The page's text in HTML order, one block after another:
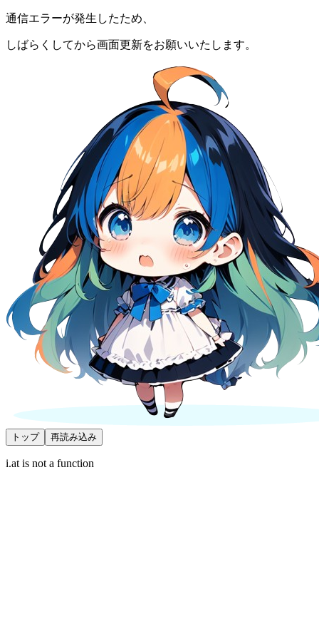
通信エラーが発生したため、
しばらくしてから画面更新をお願いいたします。
トップ 再読み込み
i.at is not a function